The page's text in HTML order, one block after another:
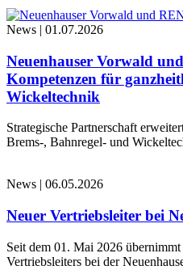
News | 01.07.2026
Neuenhauser Vorwald
Kompetenzen für
Wickeltechnik
Strategische Partnerschaft
Brems-, Bahnregel- und
News | 06.05.2026
Neuer Vertriebsleiter bei
Seit dem 01. Mai 2026
Vertriebsleiters bei der